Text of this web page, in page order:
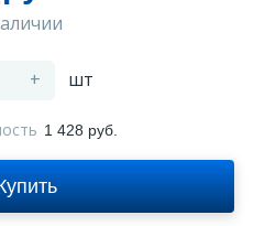
+ шт
1 428 руб.